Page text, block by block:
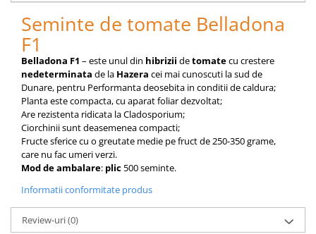
Capsator pneumatic
Freze pneumatice
Pistoale pneumatice
Slefuitoare orbitale pneumatice
Compresoare
Accesorii si consumabile scule
pneumatice
Cricuri pneumatice
Prese Hidraulice
Prese de rulmenti hidraulice
Prese de indoit tevi hidraulice
Echipamente electrice
Benzi izolatoare
Seminte de tomate Belladona
F1
Belladona F1 – este unul din hibrizii detomatecu crestere
nedeterminata de la Hazera cei mai cunoscuti la sud de
Dunare, pentru Performanta deosebita in conditii de caldura;
Planta este compacta, cu aparat foliar dezvoltat;
Are rezistenta ridicata la Cladosporium;
Ciorchinii sunt deasemenea compacti;
Fructe sferice cu o greutate medie pe fruct de 250-350 grame,
care nu fac umeri verzi.
Mod de ambalare: plic 500 seminte.
Informatii conformitate produs
Review-uri(0)